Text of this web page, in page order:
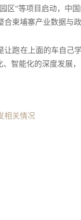
区”等项目启动，中
柬埔寨产业数据与
让跑在上面的车自
智能化的深度发展
相关情况